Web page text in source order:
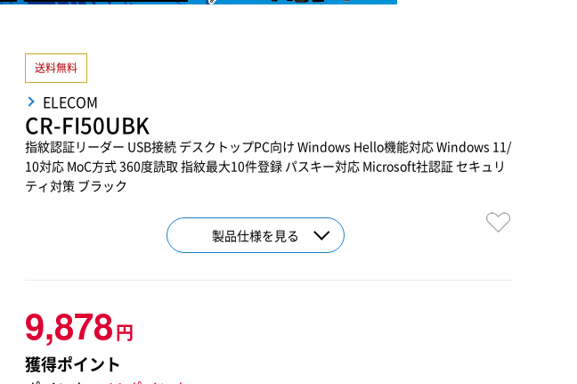
送料無料
ELECOM
CR-FI50UBK
指紋認証リーダー USB接続 デスクトップPC向け Windows Hello機能対応 Windows 11/
10対応 MoC方式 360度読取 指紋最大10件登録 パスキー対応 Microsoft社認証 セキュリ
ティ対策 ブラック
製品仕様を見る
9,878円
獲得ポイント